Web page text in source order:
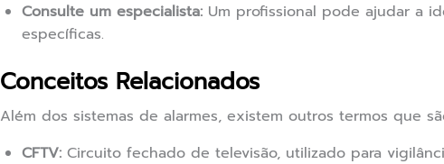
Consulte um especialista: Um profissional pode ajudar a
específicas.
Conceitos Relacionados
Além dos sistemas de alarmes, existem outros termos que
CFTV: Circuito fechado de televisão, utilizado para